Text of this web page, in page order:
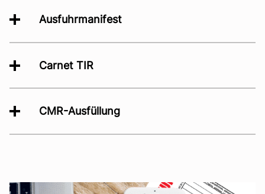
Ausfuhrmanifest
Carnet TIR
CMR-Ausfüllung